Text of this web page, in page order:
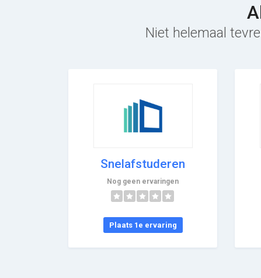
Niet helemaal
Snelafstuderen
Nog geen ervaringen
Plaats 1e ervaring